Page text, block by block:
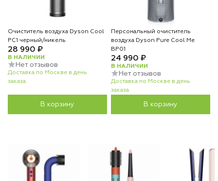
Очиститель воздуха Dyson Cool
PC1 черный/никель
28 990 ₽
В НАЛИЧИИ
Нет отзывов
Доставка по Москве в день
заказа.
В корзину
Персональный очиститель
воздуха Dyson Pure Cool Me
BP01
24 990 ₽
В НАЛИЧИИ
Нет отзывов
Доставка по Москве в день
заказа.
В корзину